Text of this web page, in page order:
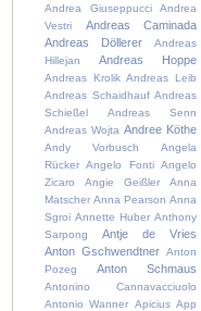
Andrea Giuseppucci
Andrea
Vestri
Andreas Caminada
Andreas Döllerer
Andreas
Hillejan
Andreas Hoppe
Andreas Krolik Andreas Leib
Andreas Schaidhauf Andreas
Schießel
Andreas Senn
Andreas Wojta Andree Köthe
Andy Vorbusch
Angela
Rücker Angelo Fonti Angelo
Zicaro
Angie Geißler
Anna
Matscher Anna Pearson Anna
Sgroi Annette Huber Anthony
Sarpong
Antje de Vries
Anton Gschwendtner Anton
Pozeg
Anton Schmaus
Antonino Cannavacciuolo
Antonio Wanner Apicius App